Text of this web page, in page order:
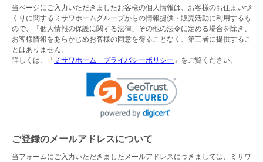
当ページにご入力いただきましたお客様の個人情報は、お客様のお住まいづ
くりに関するミサワホームグループからの情報提供・販売活動に利用するも
ので、「個人情報の保護に関する法律」その他の法令に定める場合を除き、
お客様情報をあらかじめお客様の同意を得ることなく、第三者に提供するこ
とはありません。
詳しくは、「 ミサワホーム プライバシーポリシー 」をご覧ください。
ご登録のメールアドレスについて
当フォームにご入力いただきましたメールアドレスにつきましては、ミサワ